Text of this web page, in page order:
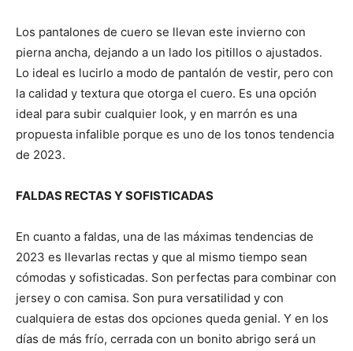
Los pantalones de cuero se llevan este invierno con
pierna ancha, dejando a un lado los pitillos o ajustados.
Lo ideal es lucirlo a modo de pantalón de vestir, pero con
la calidad y textura que otorga el cuero. Es una opción
ideal para subir cualquier look, y en marrón es una
propuesta infalible porque es uno de los tonos tendencia
de 2023.
FALDAS RECTAS Y SOFISTICADAS
En cuanto a faldas, una de las máximas tendencias de
2023 es llevarlas rectas y que al mismo tiempo sean
cómodas y sofisticadas. Son perfectas para combinar con
jersey o con camisa. Son pura versatilidad y con
cualquiera de estas dos opciones queda genial. Y en los
días de más frío, cerrada con un bonito abrigo será un